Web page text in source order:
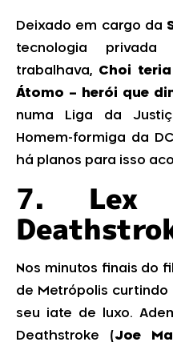
Deixado em cargo da
tecnologia
trabalhava, Choi
Átomo – herói que
numa Liga da
Homem-formiga da
há planos para isso
7. Lex
Nos minutos finais do
de Metrópolis
seu iate de luxo.
Deathstroke (Joe